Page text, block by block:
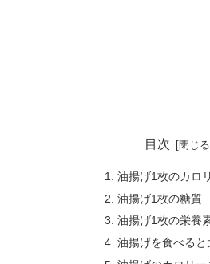
目次
油揚げ1枚のカロ
油揚げ1枚の糖質
油揚げ1枚の栄養
油揚げを食べると